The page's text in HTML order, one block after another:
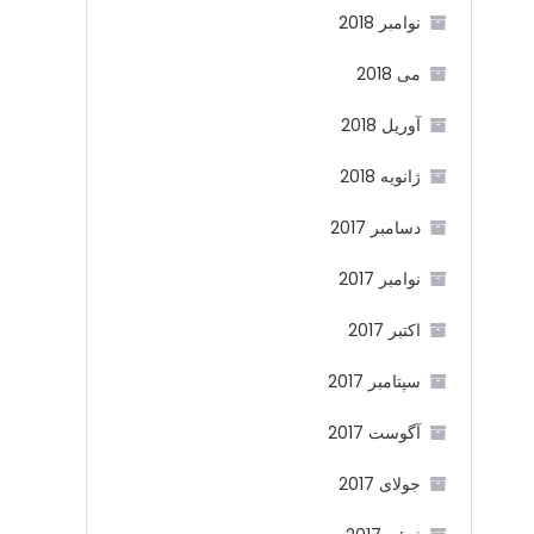
نوامبر 2018
می 2018
آوریل 2018
ژانویه 2018
دسامبر 2017
نوامبر 2017
اکتبر 2017
سپتامبر 2017
آگوست 2017
جولای 2017